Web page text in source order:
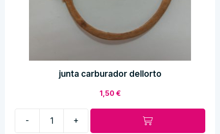
junta carburador dellorto
1,50€
- +